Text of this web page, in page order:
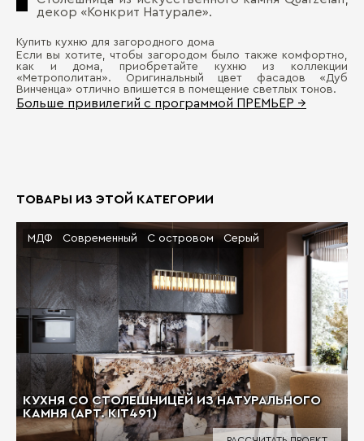
декор «Конкрит Натурале».
Купить кухню для загородного дома
Если вы хотите, чтобы загородом было также комфортно,
как и дома, приобретайте кухню из коллекции
«Метрополитан». Оригинальный цвет фасадов «Дуб
Винченца» отлично впишется в помещение светлых тонов.
Больше привилегий с программой ПРЕМЬЕР →
ТОВАРЫ ИЗ ЭТОЙ КАТЕГОРИИ
КУХНЯ СО СТОЛЕШНИЦЕЙ ИЗ НАТУРАЛЬНОГО
КАМНЯ (АРТ. KIT491)
МДФ Современный С островом Серый